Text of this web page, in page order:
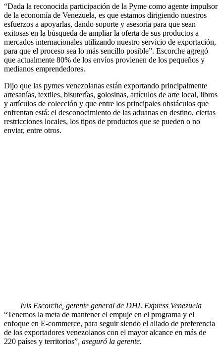
“Dada la reconocida participación de la Pyme como agente impulsor
de la economía de Venezuela, es que estamos dirigiendo nuestros
esfuerzos a apoyarlas, dando soporte y asesoría para que sean
exitosas en la búsqueda de ampliar la oferta de sus productos a
mercados internacionales utilizando nuestro servicio de exportación,
para que el proceso sea lo más sencillo posible”. Escorche agregó
que actualmente 80% de los envíos provienen de los pequeños y
medianos emprendedores.
Dijo que las pymes venezolanas están exportando principalmente
artesanías, textiles, bisuterías, golosinas, artículos de arte local, libros
y artículos de colección y que entre los principales obstáculos que
enfrentan está: el desconocimiento de las aduanas en destino, ciertas
restricciones locales, los tipos de productos que se pueden o no
enviar, entre otros.
Ivis Escorche, gerente general de DHL Express Venezuela
“Tenemos la meta de mantener el empuje en el programa y el
enfoque en E-commerce, para seguir siendo el aliado de preferencia
de los exportadores venezolanos con el mayor alcance en más de
220 países y territorios” , aseguró la gerente.